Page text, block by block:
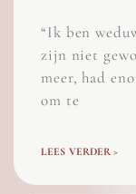
“Ik ben
zijn niet
meer, had
om te
LEES VERDER >